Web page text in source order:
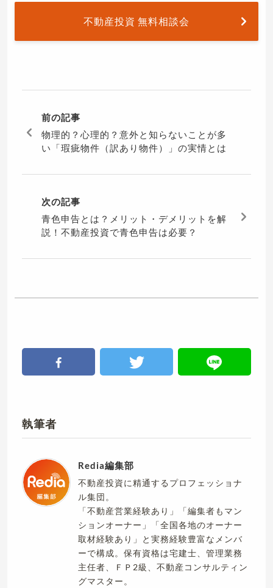
不動産投資 無料相談会
前の記事
物理的？心理的？意外と知らないことが多
い「瑕疵物件（訳あり物件）」の実情とは
次の記事
青色申告とは？メリット・デメリットを解
説！不動産投資で青色申告は必要？
執筆者
Redia編集部
不動産投資に精通するプロフェッショナ
ル集団。
「不動産営業経験あり」「編集者もマン
ションオーナー」「全国各地のオーナー
取材経験あり」と実務経験豊富なメンバ
ーで構成。保有資格は宅建士、管理業務
主任者、ＦＰ2級、不動産コンサルティン
グマスター。